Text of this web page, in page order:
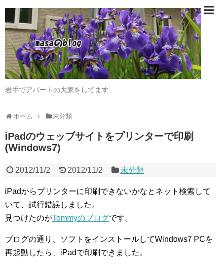
岩手でアパートの大家をしてます
ホーム 未分類
iPadのウェッブサイトをプリンターで印刷
(Windows7)
2012/11/2 2012/11/2 未分類
iPadからプリンターに印刷できないかなとネット検索して
いて、試行錯誤しました。
見つけたのがTommyのブログです。
ブログの通り、ソフトをインストールしてWindows7 PCを
再起動したら、iPadで印刷できました。